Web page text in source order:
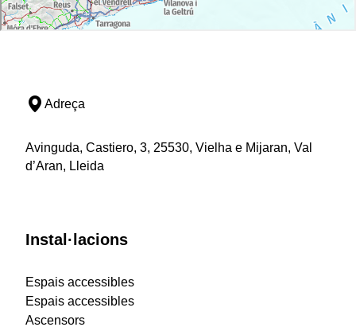
Adreça
Avinguda, Castiero, 3, 25530, Vielha e Mijaran, Val
d’Aran, Lleida
Instal·lacions
Espais accessibles
Espais accessibles
Ascensors